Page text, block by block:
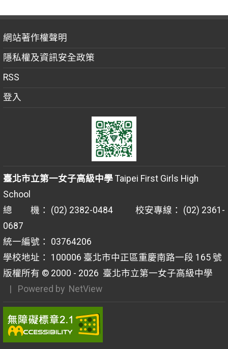
網站著作權聲明
隱私權及資訊安全政策
RSS
登入
臺北市立第一女子高級中學Taipei First Girls High
School
總 機： (02) 2382-0484 校安專線： (02) 2361-
0687
統一編號： 03764206
學校地址： 100006 臺北市中正區重慶南路一段 165 號
版權所有 © 2000 - 2026 臺北市立第一女子高級中學
| Powered by NetView